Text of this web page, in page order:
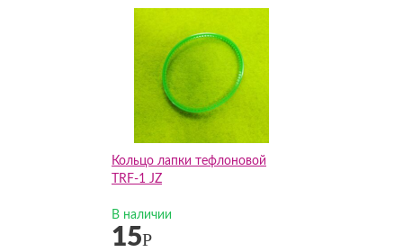
Кольцо лапки тефлоновой
TRF-1 JZ
В наличии
15Р